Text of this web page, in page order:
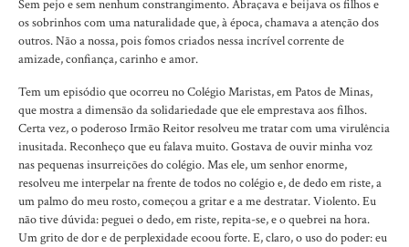
Sem pejo e sem nenhum constrangimento. Abraçava e beijava os filhos e
os sobrinhos com uma naturalidade que, à época, chamava a atenção dos
outros. Não a nossa, pois fomos criados nessa incrível corrente de
amizade, confiança, carinho e amor.
Tem um episódio que ocorreu no Colégio Maristas, em Patos de Minas,
que mostra a dimensão da solidariedade que ele emprestava aos filhos.
Certa vez, o poderoso Irmão Reitor resolveu me tratar com uma virulência
inusitada. Reconheço que eu falava muito. Gostava de ouvir minha voz
nas pequenas insurreições do colégio. Mas ele, um senhor enorme,
resolveu me interpelar na frente de todos no colégio e, de dedo em riste, a
um palmo do meu rosto, começou a gritar e a me destratar. Violento. Eu
não tive dúvida: peguei o dedo, em riste, repita-se, e o quebrei na hora.
Um grito de dor e de perplexidade ecoou forte. E, claro, o uso do poder: eu